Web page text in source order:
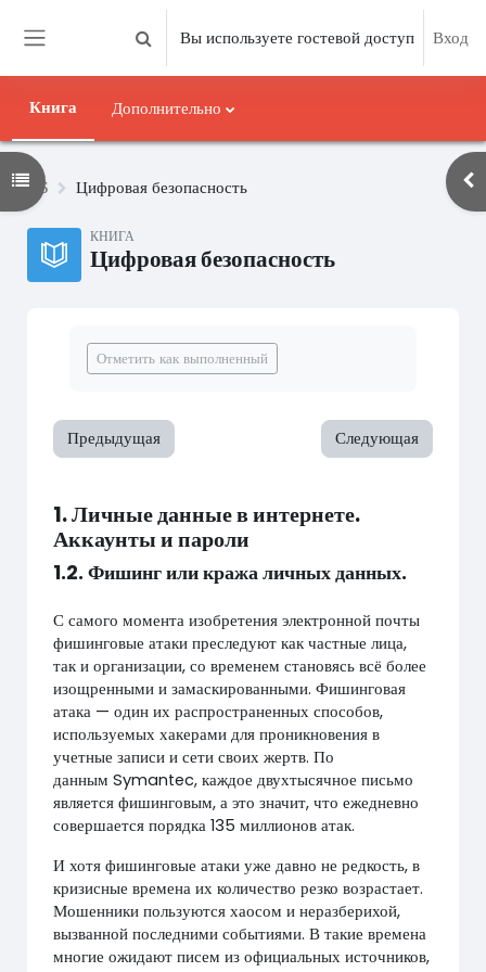
Перейти к основному содержанию
Изменить данные поисковой строки
Вы используете гостевой доступ Вход
Книга Дополнительно
ЦБ Цифровая безопасность
КНИГА
Цифровая безопасность
Открыть оглавление курса
Отметить как выполненный
Предыдущая Следующая
1. Личные данные в интернете.
Аккаунты и пароли
1.2. Фишинг или кража личных данных.
С самого момента изобретения электронной почты
фишинговые атаки преследуют как частные лица,
так и организации, со временем становясь всё более
изощренными и замаскированными. Фишинговая
атака — один их распространенных способов,
используемых хакерами для проникновения в
учетные записи и сети своих жертв. По
данным Symantec, каждое двухтысячное письмо
является фишинговым, а это значит, что ежедневно
совершается порядка 135 миллионов атак.
И хотя фишинговые атаки уже давно не редкость, в
кризисные времена их количество резко возрастает.
Мошенники пользуются хаосом и неразберихой,
вызванной последними событиями. В такие времена
многие ожидают писем из официальных источников,